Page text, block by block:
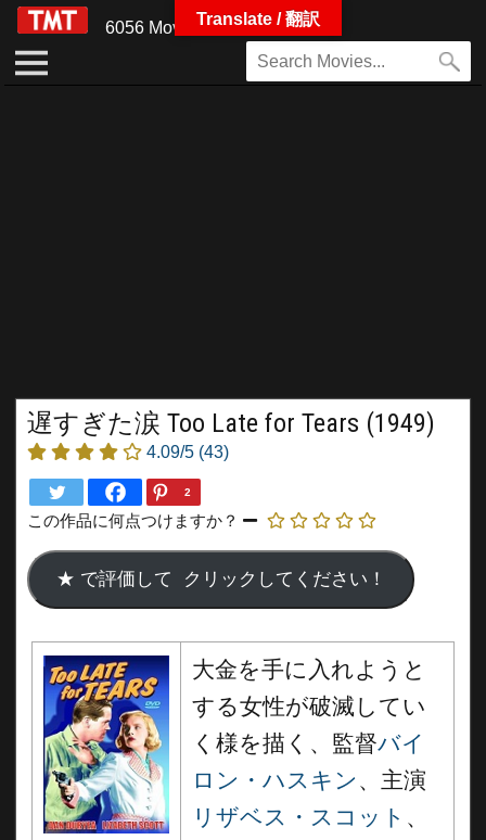
6056 Movies
遅すぎた涙 Too Late for Tears (1949)
4.09/5 (43)
2
この作品に何点つけますか？
大金を手に入れようと
する女性が破滅してい
く様を描く、監督バイ
ロン・ハスキン 、主演
リザベス・スコット 、
Translate / 翻訳